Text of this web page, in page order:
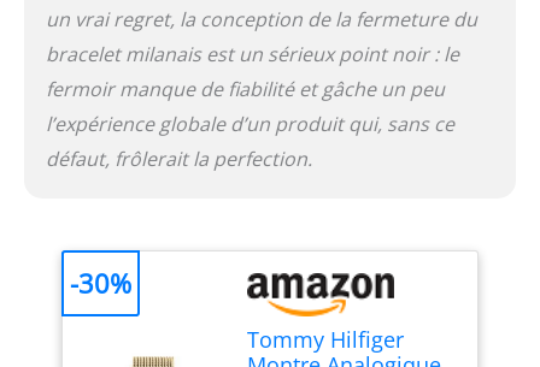
un vrai regret, la conception de la fermeture du
bracelet milanais est un sérieux point noir : le
fermoir manque de fiabilité et gâche un peu
l’expérience globale d’un produit qui, sans ce
défaut, frôlerait la perfection.
Tommy Hilfiger
-30%